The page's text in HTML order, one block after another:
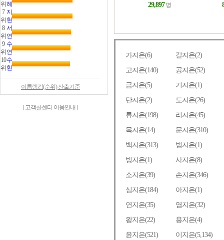
위 혜
7
위
지
현
8
위
서
연
9
위
수
연
10
위
수
현
이름랭킹(순위) 산출기준
[ 고객콜센터 이용안내 ]